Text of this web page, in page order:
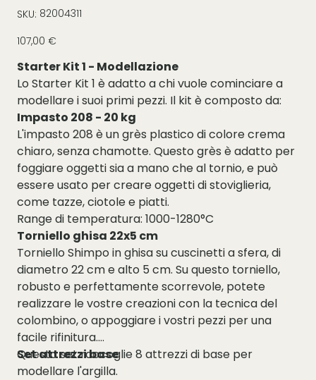
SKU: SKU
82004311
82004311
Prezzo
107,00 €
Starter Kit 1 - Modellazione
Lo Starter Kit 1 è adatto a chi vuole cominciare a
modellare i suoi primi pezzi. Il kit è composto da:
Impasto 208 - 20 kg
L'impasto 208 è un grès plastico di colore crema
chiaro, senza chamotte. Questo grès è adatto per
foggiare oggetti sia a mano che al tornio, e può
essere usato per creare oggetti di stoviglieria,
come tazze, ciotole e piatti.
Range di temperatura: 1000-1280°C
Torniello ghisa 22x5 cm
Torniello Shimpo in ghisa su cuscinetti a sfera, di
diametro 22 cm e alto 5 cm. Su questo torniello,
robusto e perfettamente scorrevole, potete
realizzare le vostre creazioni con la tecnica del
colombino, o appoggiare i vostri pezzi per una
facile rifinitura.
Set attrezzi base
Questo set raccoglie 8 attrezzi di base per
modellare l'argilla.